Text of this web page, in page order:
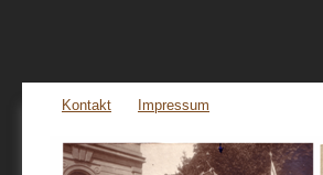
Kontakt Impressum